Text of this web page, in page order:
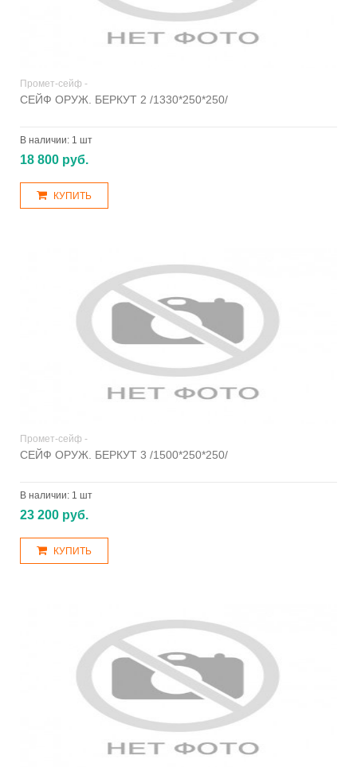
Промет-сейф -
СЕЙФ ОРУЖ. БЕРКУТ 2 /1330*250*250/
В наличии: 1 шт
18 800 руб.
КУПИТЬ
Промет-сейф -
СЕЙФ ОРУЖ. БЕРКУТ 3 /1500*250*250/
В наличии: 1 шт
23 200 руб.
КУПИТЬ